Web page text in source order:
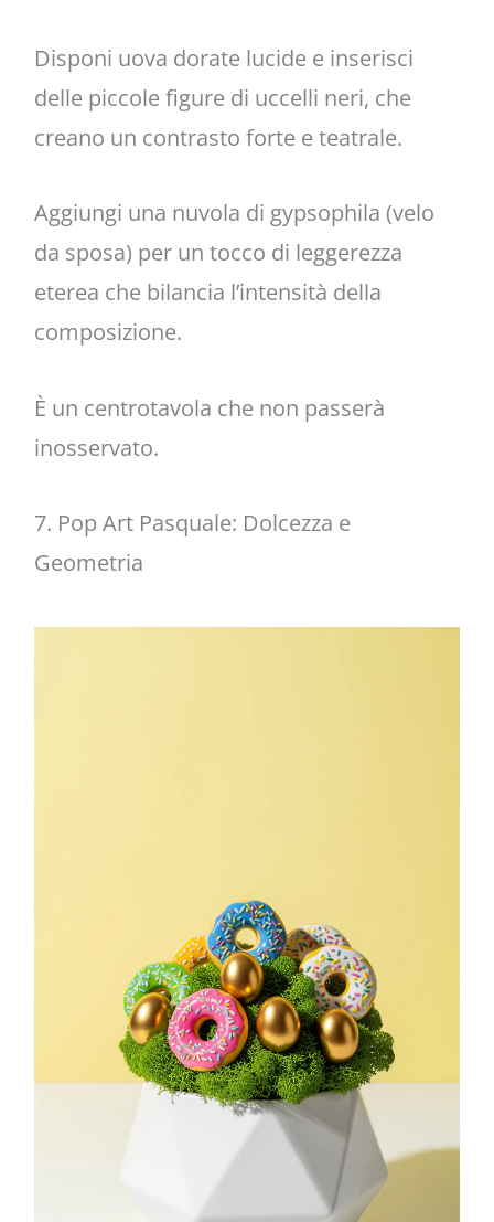
Disponi uova dorate lucide e inserisci
delle piccole figure di uccelli neri, che
creano un contrasto forte e teatrale.
Aggiungi una nuvola di gypsophila (velo
da sposa) per un tocco di leggerezza
eterea che bilancia l’intensità della
composizione.
È un centrotavola che non passerà
inosservato.
7. Pop Art Pasquale: Dolcezza e
Geometria